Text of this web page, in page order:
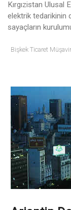
Kırgızistan Ulusal
elektrik tedarikinin
sayaçların kurulumu
Bişkek Ticaret